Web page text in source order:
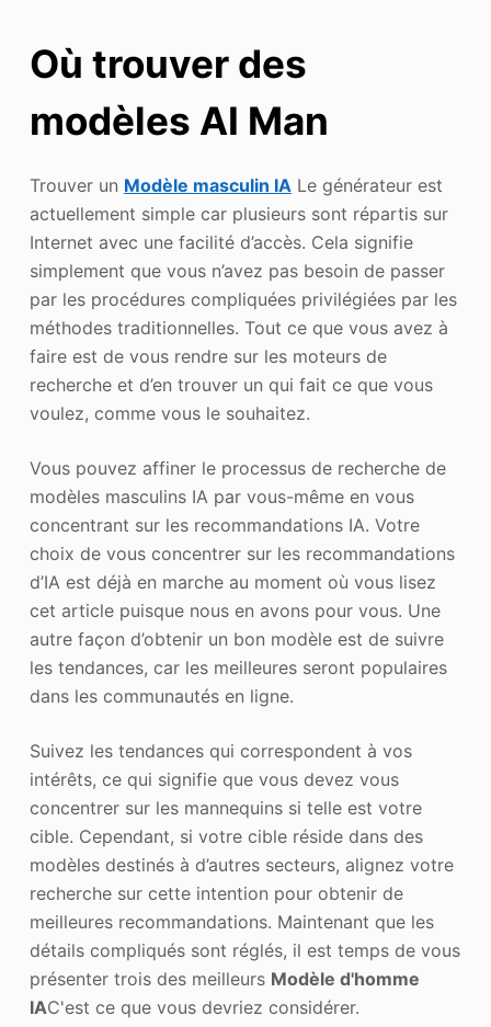
Où trouver des
modèles AI Man
Trouver un Modèle masculin IALe générateur est
actuellement simple car plusieurs sont répartis sur
Internet avec une facilité d’accès. Cela signifie
simplement que vous n’avez pas besoin de passer
par les procédures compliquées privilégiées par les
méthodes traditionnelles. Tout ce que vous avez à
faire est de vous rendre sur les moteurs de
recherche et d’en trouver un qui fait ce que vous
voulez, comme vous le souhaitez.
Vous pouvez affiner le processus de recherche de
modèles masculins IA par vous-même en vous
concentrant sur les recommandations IA. Votre
choix de vous concentrer sur les recommandations
d’IA est déjà en marche au moment où vous lisez
cet article puisque nous en avons pour vous. Une
autre façon d’obtenir un bon modèle est de suivre
les tendances, car les meilleures seront populaires
dans les communautés en ligne.
Suivez les tendances qui correspondent à vos
intérêts, ce qui signifie que vous devez vous
concentrer sur les mannequins si telle est votre
cible. Cependant, si votre cible réside dans des
modèles destinés à d’autres secteurs, alignez votre
recherche sur cette intention pour obtenir de
meilleures recommandations. Maintenant que les
détails compliqués sont réglés, il est temps de vous
présenter trois des meilleurs Modèle d'homme
IAC'est ce que vous devriez considérer.